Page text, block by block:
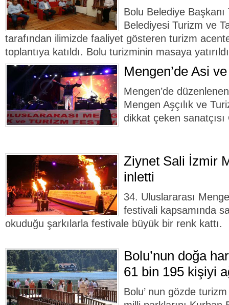
Bolu Belediye
Belediyesi Turizm ve
tarafından ilimizde faaliyet gösteren turizm
toplantıya katıldı. Bolu turizminin masaya
Mengen’de Asi
Mengen’de
Mengen Aşçılık ve
dikkat çeken
Ziynet Sali İzmir
inletti
34. Uluslararası
festivali kapsamında
okuduğu şarkılarla festivale büyük bir renk kattı.
Bolu’nun doğa
61 bin 195 kişiyi
Bolu’ nun gözde